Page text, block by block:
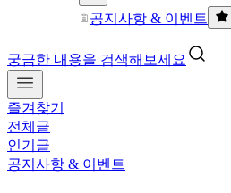
공지사항 & 이벤트
궁금한 내용을 검색해보세요
즐겨찾기
전체글
인기글
공지사항 & 이벤트